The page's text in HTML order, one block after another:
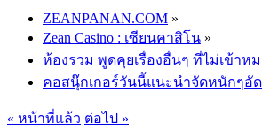
ZEANPANAN.COM »
Zean Casino : เซียนคาสิโน »
ห้องรวม พูดคุยเรื่องอื่นๆ ที่ไม่เข้าห
คอสนุ๊กเกอร์วันนี้แนะนำจัดหนักๆอั
« หน้าที่แล้ว ต่อไป »